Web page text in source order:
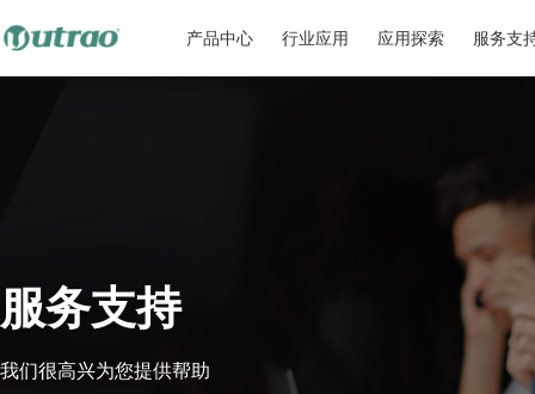
产品中心 行业应用 应用探索 服务支
服务支持
我们很高兴为您提供帮助